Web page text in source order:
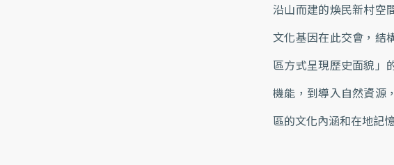
沿山而建的煥民新村空
文化基因在此交會，結
區方式呈現歷史面貌」
機能，到導入自然資源
區的文化內涵和在地記